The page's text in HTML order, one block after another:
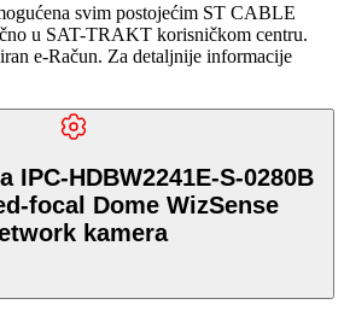
svim postojećim ST CABLE
u SAT-TRAKT korisničkom centru.
e-Račun. Za detaljnije informacije
IPC-HDBW2241E-S-0280B
focal Dome WizSense
kamera